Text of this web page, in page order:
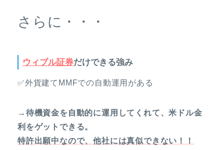
さらに・・・
ウィブル証券だけできる強み
✅外貨建てMMFでの自動運用がある
→待機資金を自動的に運用してくれて、米ドル金
利をゲットできる。
特許出願中なので、他社には真似できない！！